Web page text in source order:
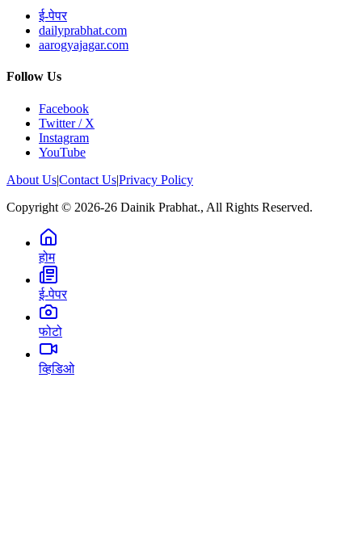
ई-पेपर
dailyprabhat.com
aarogyajagar.com
Follow Us
Facebook
Twitter / X
Instagram
YouTube
About Us|Contact Us|Privacy Policy
Copyright © 2026-26 Dainik Prabhat., All Rights Reserved.
होम
ई-पेपर
फोटो
व्हिडिओ